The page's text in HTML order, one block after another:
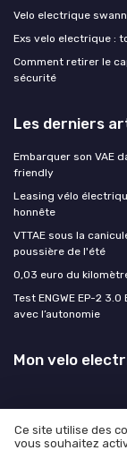
Velo electrique
Exs velo electrique :
Comment retirer le
sécurité
Les derniers
Embarquer son VAE
friendly
Leasing vélo
honnête
VTTAE sous la
poussière de l'été
0,03 euro du
Test ENGWE EP-2
avec l’autonomie
Mon velo
Mentions
Ce site utilise des
vous souhaitez